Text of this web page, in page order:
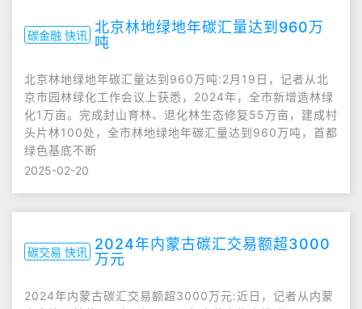
碳金融 快讯 北京林地绿地年碳汇量达到960万
吨
北京林地绿地年碳汇量达到960万吨:2月19日，记者从北
京市园林绿化工作会议上获悉，2024年，全市新增造林绿
化1万亩。完成封山育林、退化林生态修复55万亩，建成村
头片林100处，全市林地绿地年碳汇量达到960万吨，首都
绿色基底不断
2025-02-20
碳交易 快讯 2024年内蒙古碳汇交易额超3000
万元
2024年内蒙古碳汇交易额超3000万元:近日，记者从内蒙